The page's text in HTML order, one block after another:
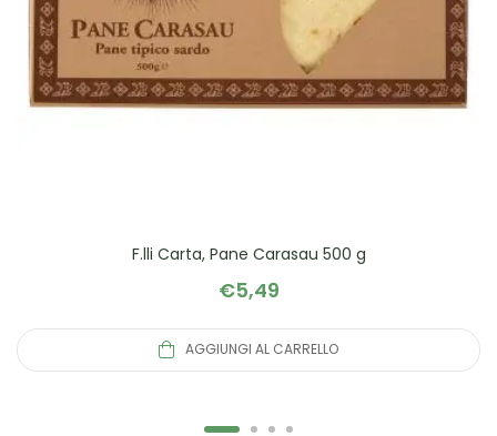
F.lli Carta, Pane Carasau 500 g
€5,49
AGGIUNGI AL CARRELLO